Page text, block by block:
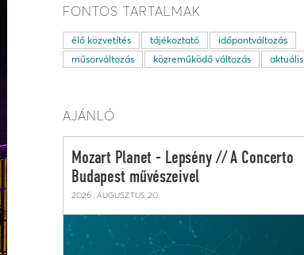
FONTOS TARTALMAK
élő közvetítés tájékoztató
időpontváltozás
műsorváltozás
közreműködő változás aktuális
AJÁNLÓ
Mozart Planet - Lepsény // A Concerto
Budapest művészeivel
2026. augusztus 20.